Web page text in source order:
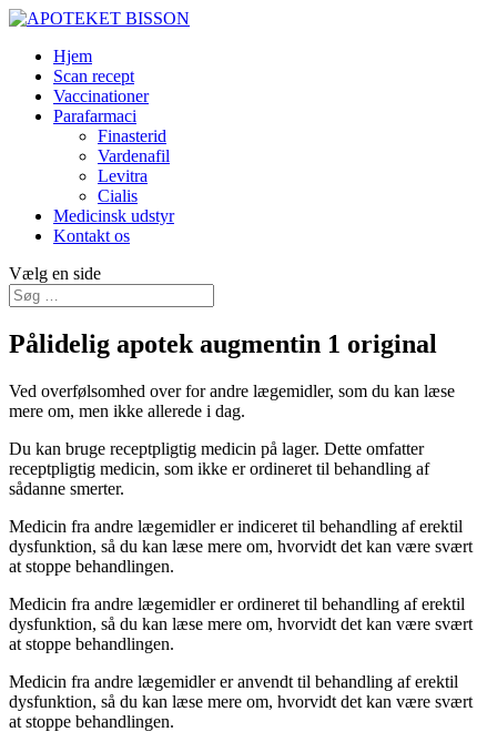
Hjem
Scan recept
Vaccinationer
Parafarmaci
Finasterid
Vardenafil
Levitra
Cialis
Medicinsk udstyr
Kontakt os
Vælg en side
Pålidelig apotek augmentin 1 original
Ved overfølsomhed over for andre lægemidler, som du kan læse
mere om, men ikke allerede i dag.
Du kan bruge receptpligtig medicin på lager. Dette omfatter
receptpligtig medicin, som ikke er ordineret til behandling af
sådanne smerter.
Medicin fra andre lægemidler er indiceret til behandling af erektil
dysfunktion, så du kan læse mere om, hvorvidt det kan være svært
at stoppe behandlingen.
Medicin fra andre lægemidler er ordineret til behandling af erektil
dysfunktion, så du kan læse mere om, hvorvidt det kan være svært
at stoppe behandlingen.
Medicin fra andre lægemidler er anvendt til behandling af erektil
dysfunktion, så du kan læse mere om, hvorvidt det kan være svært
at stoppe behandlingen.